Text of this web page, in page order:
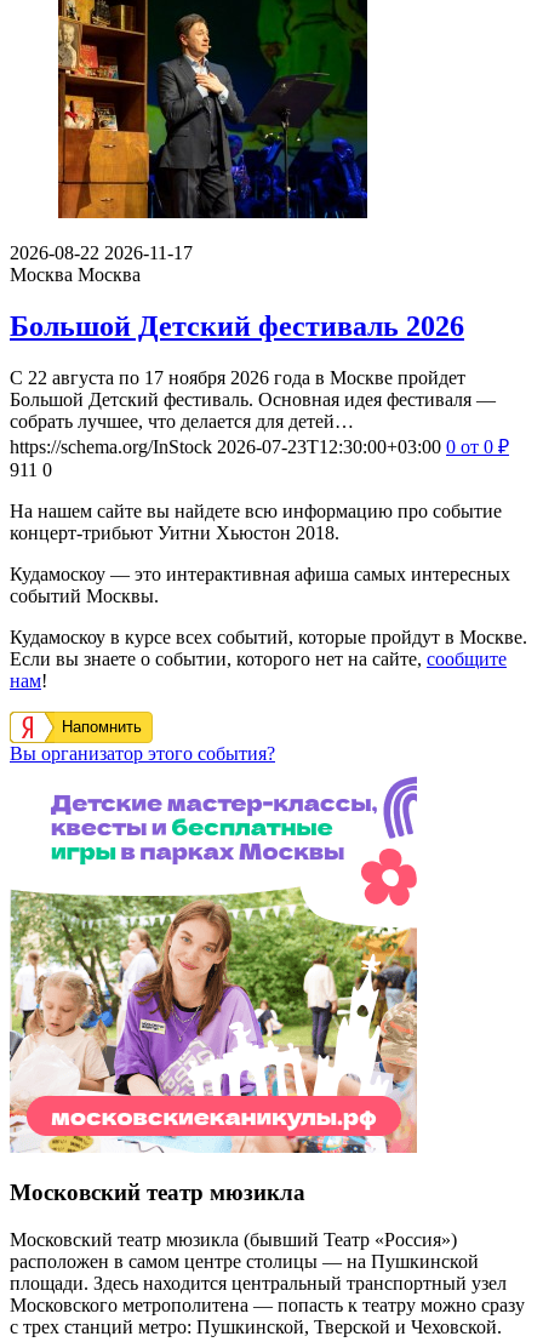
2026-08-22 2026-11-17
Москва Москва
Большой Детский фестиваль 2026
С 22 августа по 17 ноября 2026 года в Москве пройдет
Большой Детский фестиваль. Основная идея фестиваля —
собрать лучшее, что делается для детей…
https://schema.org/InStock 2026-07-23T12:30:00+03:00 0 от 0 ₽
911 0
На нашем сайте вы найдете всю информацию про событие
концерт-трибьют Уитни Хьюстон 2018.
Кудамоскоу — это интерактивная афиша самых интересных
событий Москвы.
Кудамоскоу в курсе всех событий, которые пройдут в Москве.
Если вы знаете о событии, которого нет на сайте, сообщите
нам!
Напомнить
Вы организатор этого события?
Московский театр мюзикла
Московский театр мюзикла (бывший Театр «Россия»)
расположен в самом центре столицы — на Пушкинской
площади. Здесь находится центральный транспортный узел
Московского метрополитена — попасть к театру можно сразу
с трех станций метро: Пушкинской, Тверской и Чеховской.